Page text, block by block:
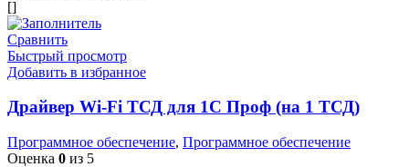
[]
Сравнить
Быстрый просмотр
Добавить в избранное
Драйвер Wi-Fi ТСД для 1С Проф (на 1 ТСД)
Программное обеспечение, Программное обеспечение
Оценка 0 из 5